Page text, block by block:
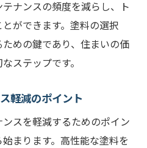
ナンスの頻度を減らし、ト
ができます。塗料の選択
めの鍵であり、住まいの価
ステップです。
軽減のポイント
スを軽減するためのポイン
まります。高性能な塗料を